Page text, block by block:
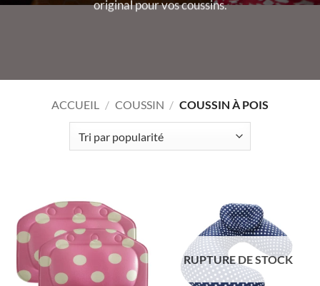
original pour vos coussins.
ACCUEIL / COUSSIN / COUSSIN À POIS
RUPTURE DE STOCK